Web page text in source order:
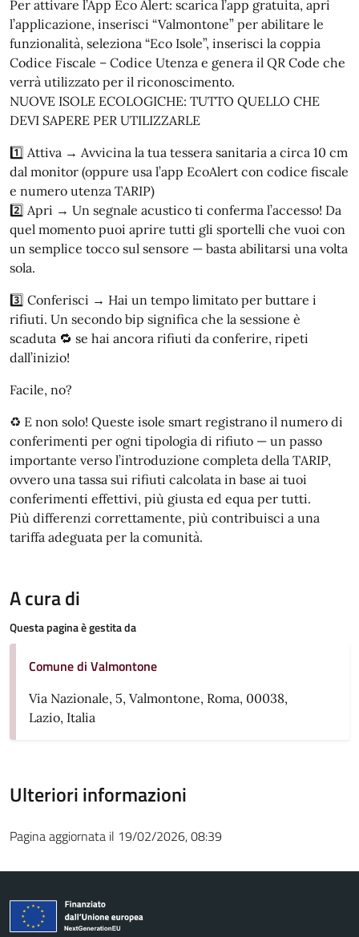
Per attivare l’App Eco Alert: scarica l’app gratuita, apri
l’applicazione, inserisci “Valmontone” per abilitare le
funzionalità, seleziona “Eco Isole”, inserisci la coppia
Codice Fiscale – Codice Utenza e genera il QR Code che
verrà utilizzato per il riconoscimento.
NUOVE ISOLE ECOLOGICHE: TUTTO QUELLO CHE
DEVI SAPERE PER UTILIZZARLE
1️⃣ Attiva → Avvicina la tua tessera sanitaria a circa 10 cm
dal monitor (oppure usa l’app EcoAlert con codice fiscale
e numero utenza TARIP)
2️⃣ Apri → Un segnale acustico ti conferma l’accesso! Da
quel momento puoi aprire tutti gli sportelli che vuoi con
un semplice tocco sul sensore — basta abilitarsi una volta
sola.
3️⃣ Conferisci → Hai un tempo limitato per buttare i
rifiuti. Un secondo bip significa che la sessione è
scaduta 🔁 se hai ancora rifiuti da conferire, ripeti
dall’inizio!
Facile, no?
♻️ E non solo! Queste isole smart registrano il numero di
conferimenti per ogni tipologia di rifiuto — un passo
importante verso l’introduzione completa della TARIP,
ovvero una tassa sui rifiuti calcolata in base ai tuoi
conferimenti effettivi, più giusta ed equa per tutti.
Più differenzi correttamente, più contribuisci a una
tariffa adeguata per la comunità.
A cura di
Questa pagina è gestita da
Comune di Valmontone
Via Nazionale, 5, Valmontone, Roma, 00038,
Lazio, Italia
Ulteriori informazioni
Pagina aggiornata il 19/02/2026, 08:39